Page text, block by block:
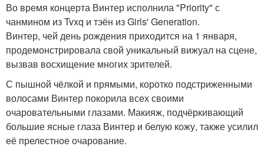
Во время концерта Винтер исполнила "Priority" с
чанмином из Tvxq и тэён из Girls' Generation.
Винтер, чей день рождения приходится на 1 января,
продемонстрировала свой уникальный вижуал на сцене,
вызвав восхищение многих зрителей.
С пышной чёлкой и прямыми, коротко подстриженными
волосами Винтер покорила всех своими
очаровательными глазами. Макияж, подчёркивающий
большие ясные глаза Винтер и белую кожу, также усилил
её прелестное очарование.